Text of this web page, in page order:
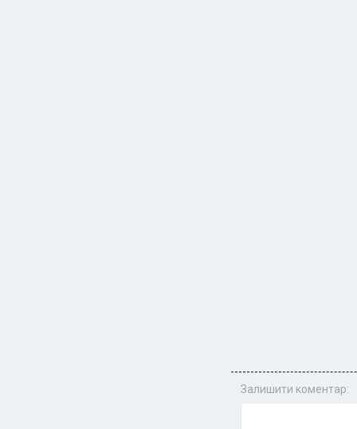
Залишити коментар: